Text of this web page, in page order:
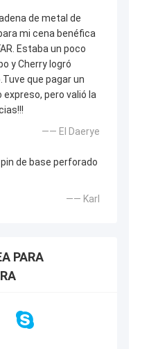
de metal de
mi cena benéfica
Estaba un poco
y Cherry logró
que pagar un
pero valió la
—— El Daerye
de base perforado
—— Karl
PARA